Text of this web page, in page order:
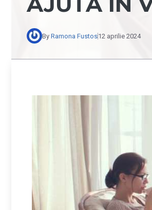
By Ramona Fustos12 aprilie 2024